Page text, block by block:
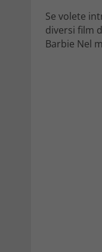
Se volete
diversi film
Barbie Nel